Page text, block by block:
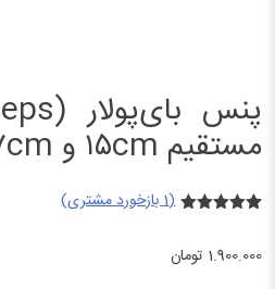
مستقیم ۱۵cm و ۱۷cm
در
(
1بازخورد مشتری)
1.900.000 تومان